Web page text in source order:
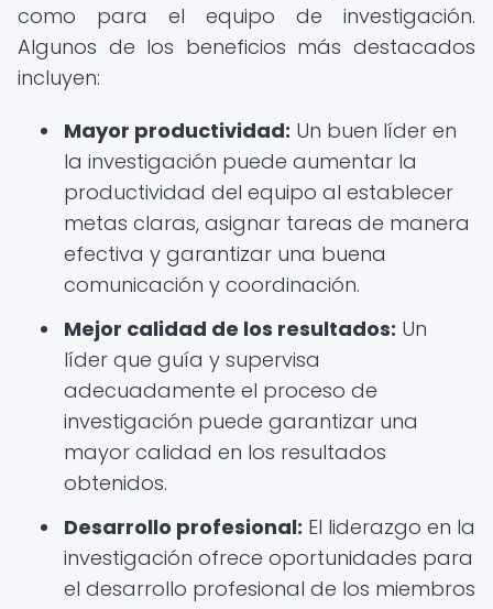
como para el equipo de investigación.
Algunos de los beneficios más destacados
incluyen:
Mayor productividad: Un buen líder en
la investigación puede aumentar la
productividad del equipo al establecer
metas claras, asignar tareas de manera
efectiva y garantizar una buena
comunicación y coordinación.
Mejor calidad de los resultados: Un
líder que guía y supervisa
adecuadamente el proceso de
investigación puede garantizar una
mayor calidad en los resultados
obtenidos.
Desarrollo profesional: El liderazgo en la
investigación ofrece oportunidades para
el desarrollo profesional de los miembros